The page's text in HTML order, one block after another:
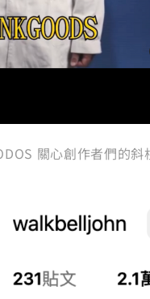
關心創作者們的斜